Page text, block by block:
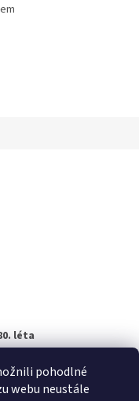
pohodlné
webu neustále
léta